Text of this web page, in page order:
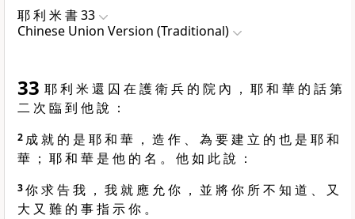
耶 利 米 書 33
Chinese Union Version (Traditional)
33 耶 利 米 還 囚 在 護 衛 兵 的 院 內 ， 耶 和 華 的 話 第
二 次 臨 到 他 說 ：
2 成 就 的 是 耶 和 華 ， 造 作 、 為 要 建 立 的 也 是 耶 和
華 ； 耶 和 華 是 他 的 名 。 他 如 此 說 ：
3你 求 告 我 ， 我 就 應 允 你 ， 並 將 你 所 不 知 道 、 又
大 又 難 的 事 指 示 你 。